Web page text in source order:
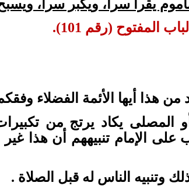
يقرأ سراً، ويكبر سراً،
المفتوح (رقم 101).
هذا أيها الأئمة الفضلاء
المصلى يكاد يرتج من
على الإمام تنبيههم أن هذا
وتنبيه الناس له قبل الصلاة .